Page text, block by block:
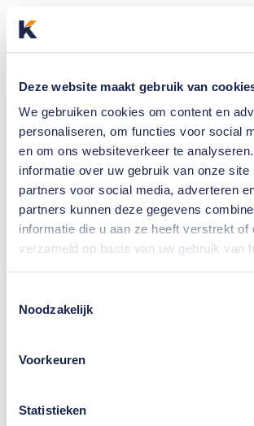
Deze website maakt gebruik van
We gebruiken cookies om content en
personaliseren, om functies voor social
en om ons websiteverkeer te
informatie over uw gebruik van onze site
partners voor social media, adverteren
partners kunnen deze gegevens
informatie die u aan ze heeft verstrekt of
verzameld op basis van uw gebruik van
Noodzakelijk
Voorkeuren
Statistieken